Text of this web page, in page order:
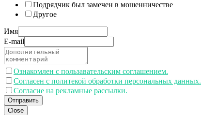
Подрядчик был замечен в мошенничестве
Другое
Имя
E-mail
Ознакомлен с пользавательским соглашением.
Согласен с политекой обработки персональных данных.
Согласие на рекламные рассылки.
Отправить
Close